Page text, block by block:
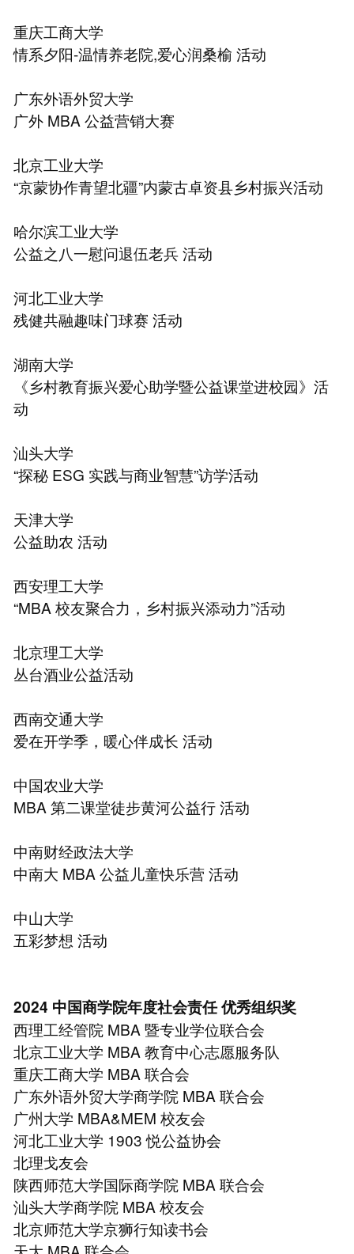
重庆工商大学
情系夕阳-温情养老院,爱心润桑榆 活动
广东外语外贸大学
广外 MBA 公益营销大赛
北京工业大学
“京蒙协作⻘望北疆”内蒙古卓资县乡村振兴活动
哈尔滨工业大学
公益之八一慰问退伍老兵 活动
河北工业大学
残健共融趣味⻔球赛 活动
湖南大学
《乡村教育振兴爱心助学暨公益课堂进校园》活
动
汕头大学
“探秘 ESG 实践与商业智慧”访学活动
天津大学
公益助农 活动
⻄安理工大学
“MBA 校友聚合力，乡村振兴添动力”活动
北京理工大学
丛台酒业公益活动
⻄南交通大学
爱在开学季，暖心伴成⻓ 活动
中国农业大学
MBA 第二课堂徒步⻩河公益行 活动
中南财经政法大学
中南大 MBA 公益儿童快乐营 活动
中山大学
五彩梦想 活动
2024 中国商学院年度社会责任 优秀组织奖
⻄理工经管院 MBA 暨专业学位联合会
北京工业大学 MBA 教育中心志愿服务队
重庆工商大学 MBA 联合会
广东外语外贸大学商学院 MBA 联合会
广州大学 MBA&MEM 校友会
河北工业大学 1903 悦公益协会
北理戈友会
陕⻄师范大学国际商学院 MBA 联合会
汕头大学商学院 MBA 校友会
北京师范大学京狮行知读书会